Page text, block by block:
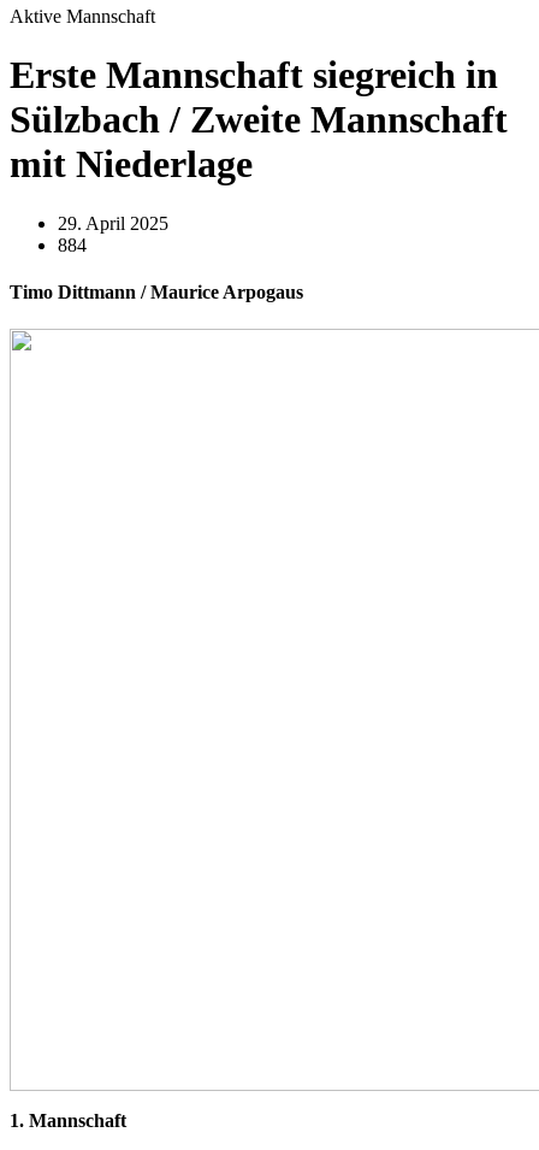
Aktive Mannschaft
Erste Mannschaft siegreich in
Sülzbach / Zweite Mannschaft
mit Niederlage
29. April 2025
884
Timo Dittmann / Maurice Arpogaus
1. Mannschaft